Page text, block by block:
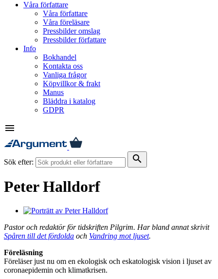
Våra författare
Våra författare
Våra föreläsare
Pressbilder omslag
Pressbilder författare
Info
Bokhandel
Kontakta oss
Vanliga frågor
Köpvillkor & frakt
Manus
Bläddra i katalog
GDPR
menu
Sök efter: search
Peter Halldorf
Pastor och redaktör för tidskriften Pilgrim. Har bland annat skrivit
Spåren till det fördolda och Vandring mot ljuset.
Föreläsning
Föreläser just nu om en ekologisk och eskatologisk vision i ljuset av
coronaepidemin och klimatkrisen.